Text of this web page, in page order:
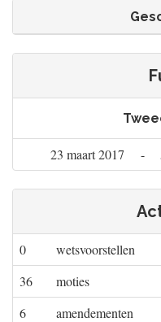
23 maart 2017 -
0
wetsvoorstellen
36
moties
6 amendementen